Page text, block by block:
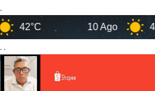
.
42°C 10 Ago 42°C
. .